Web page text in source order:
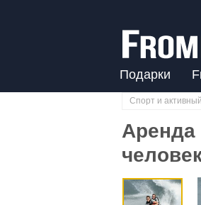
Подарки
Спорт и
Аренда